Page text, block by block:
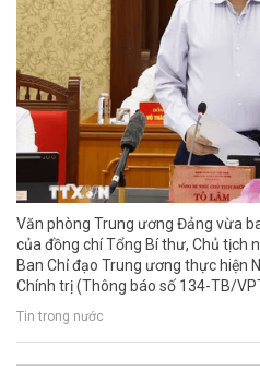
Văn phòng Trung ương Đảng vừa
của đồng chí Tổng Bí thư, Chủ tịch
Ban Chỉ đạo Trung ương thực hiện
Chính trị (Thông báo số 134-TB/
Tin trong nước